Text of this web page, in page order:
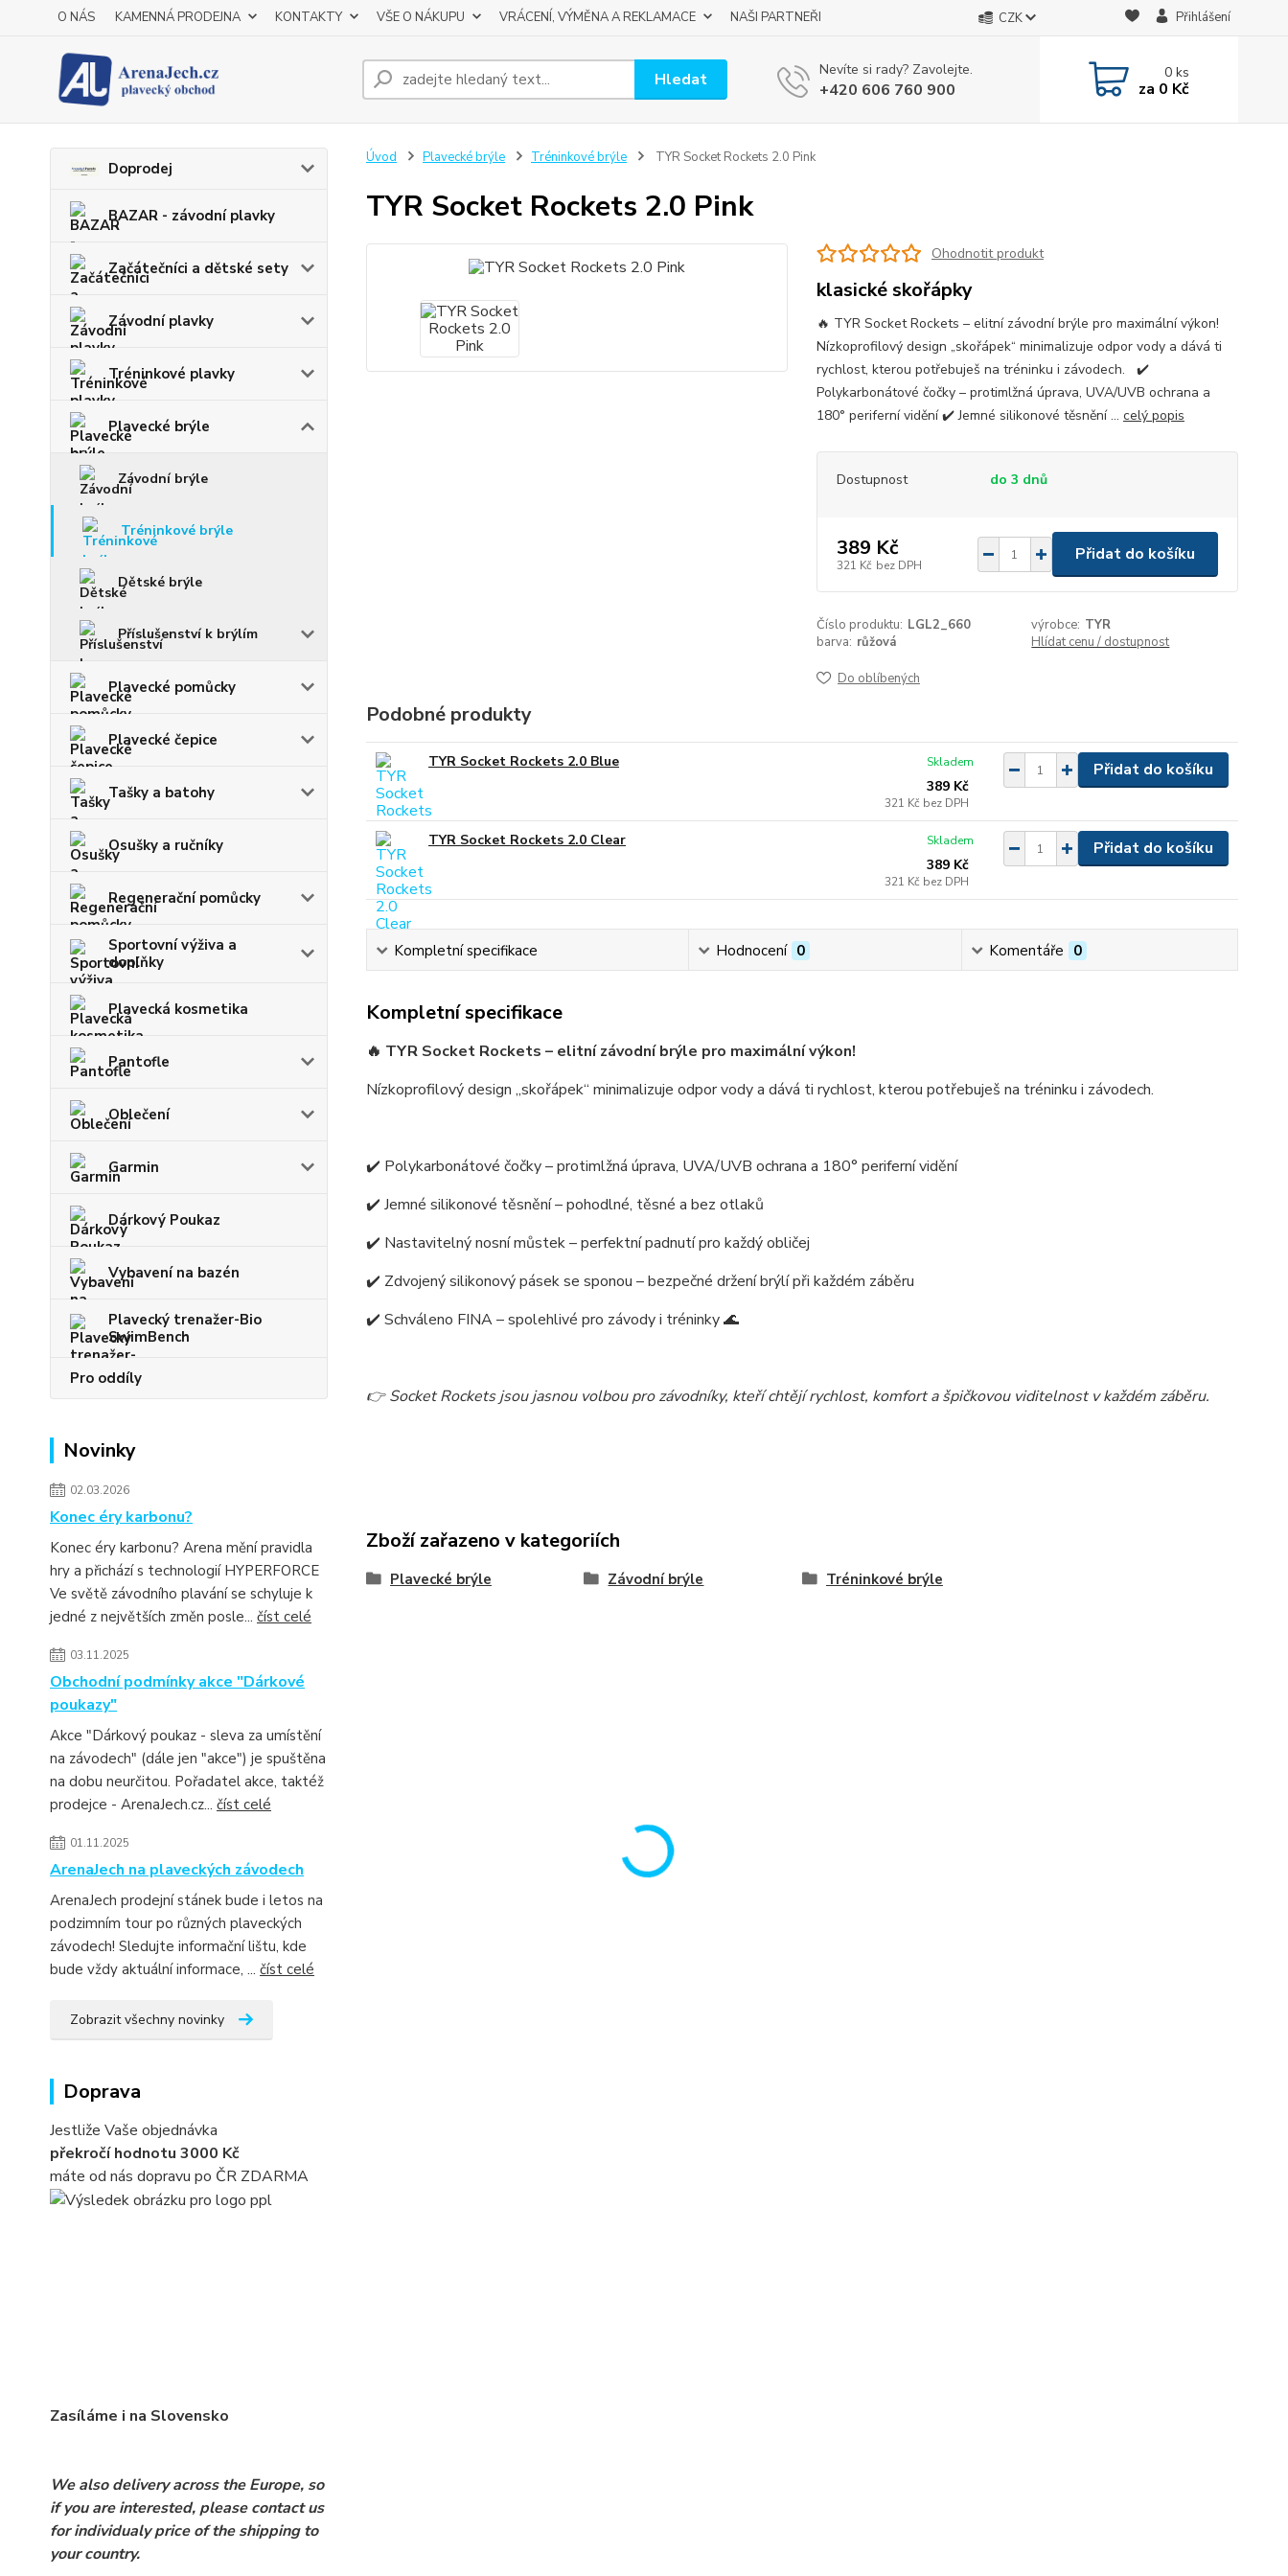
O NÁS KAMENNÁ PRODEJNA KONTAKTY VŠE O NÁKUPU VRÁCENÍ, VÝMĚNA A REKLAMACE NAŠI PARTNEŘI CZK Přihlášení
Hledat Nevíte si rady? Zavolejte.
+420 606 760 900
0ks
za 0 Kč
Doprodej
BAZAR - závodní plavky
Začátečníci a dětské sety
Závodní plavky
Tréninkové plavky
Plavecké brýle
Závodní brýle
Tréninkové brýle
Dětské brýle
Příslušenství k brýlím
Plavecké pomůcky
Plavecké čepice
Tašky a batohy
Osušky a ručníky
Regenerační pomůcky
Sportovní výživa a
doplňky
Plavecká kosmetika
Pantofle
Oblečení
Garmin
Dárkový Poukaz
Vybavení na bazén
Plavecký trenažer-Bio
SwimBench
Pro oddíly
Novinky
02.03.2026
Konec éry karbonu?
Konec éry karbonu? Arena mění pravidla
hry a přichází s technologií HYPERFORCE
Ve světě závodního plavání se schyluje k
jedné z největších změn posle... číst celé
03.11.2025
Obchodní podmínky akce "Dárkové
poukazy"
Akce "Dárkový poukaz - sleva za umístění
na závodech" (dále jen "akce") je spuštěna
na dobu neurčitou. Pořadatel akce, taktéž
prodejce - ArenaJech.cz... číst celé
01.11.2025
ArenaJech na plaveckých závodech
ArenaJech prodejní stánek bude i letos na
podzimním tour po různých plaveckých
závodech! Sledujte informační lištu, kde
bude vždy aktuální informace, ... číst celé
Zobrazit všechny novinky
Doprava
Jestliže Vaše objednávka
překročí hodnotu 3000 Kč
máte od nás dopravu po ČR ZDARMA
Zasíláme i na Slovensko
We also delivery across the Europe, so
if you are interested, please contact us
for individualy price of the shipping to
your country.
Úvod Plavecké brýle Tréninkové brýle TYR Socket Rockets 2.0 Pink
TYR Socket Rockets 2.0 Pink
Ohodnotit produkt
klasické skořápky
🔥 TYR Socket Rockets – elitní závodní brýle pro maximální výkon!
Nízkoprofilový design „skořápek“ minimalizuje odpor vody a dává ti
rychlost, kterou potřebuješ na tréninku i závodech. ✔️
Polykarbonátové čočky – protimlžná úprava, UVA/UVB ochrana a
180° periferní vidění ✔️ Jemné silikonové těsnění ... celý popis
Dostupnost do 3 dnů
389 Kč
321 Kč bez DPH
Přidat do košíku
Číslo produktu: LGL2_660 výrobce: TYR
barva: růžová Hlídat cenu / dostupnost
Do oblíbených
Podobné produkty
TYR Socket Rockets 2.0 Blue
389 Kč
321 Kč bez DPH
Skladem Přidat do košíku
TYR Socket Rockets 2.0 Clear
389 Kč
321 Kč bez DPH
Skladem Přidat do košíku
Kompletní specifikace Hodnocení 0 Komentáře 0
Kompletní specifikace
🔥 TYR Socket Rockets – elitní závodní brýle pro maximální výkon!
Nízkoprofilový design „skořápek“ minimalizuje odpor vody a dává ti rychlost, kterou potřebuješ na tréninku i závodech.
✔️ Polykarbonátové čočky– protimlžná úprava, UVA/UVB ochrana a 180° periferní vidění
✔️ Jemné silikonové těsnění– pohodlné, těsné a bez otlaků
✔️ Nastavitelný nosní můstek– perfektní padnutí pro každý obličej
✔️ Zdvojený silikonový pásek se sponou – bezpečné držení brýlí při každém záběru
✔️ Schváleno FINA– spolehlivé pro závody i tréninky 🌊
👉 Socket Rockets jsou jasnou volbou pro závodníky, kteří chtějírychlost, komfort a špičkovou viditelnostv každém záběru.
Zboží zařazeno v kategoriích
Plavecké brýle Závodní brýle Tréninkové brýle